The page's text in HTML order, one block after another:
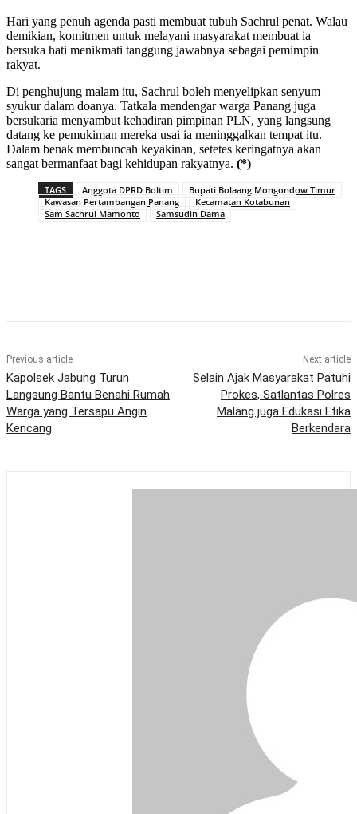
Hari yang penuh agenda pasti membuat tubuh Sachrul penat. Walau
demikian, komitmen untuk melayani masyarakat membuat ia
bersuka hati menikmati tanggung jawabnya sebagai pemimpin
rakyat.
Di penghujung malam itu, Sachrul boleh menyelipkan senyum
syukur dalam doanya. Tatkala mendengar warga Panang juga
bersukaria menyambut kehadiran pimpinan PLN, yang langsung
datang ke pemukiman mereka usai ia meninggalkan tempat itu.
Dalam benak membuncah keyakinan, setetes keringatnya akan
sangat bermanfaat bagi kehidupan rakyatnya. (*)
TAGS Anggota DPRD Boltim
Bupati Bolaang Mongondow Timur
Kawasan Pertambangan Panang
Kecamatan Kotabunan
Sam Sachrul Mamonto
Samsudin Dama
Previous article
Kapolsek Jabung Turun
Langsung Bantu Benahi Rumah
Warga yang Tersapu Angin
Kencang
Next article
Selain Ajak Masyarakat Patuhi
Prokes, Satlantas Polres
Malang juga Edukasi Etika
Berkendara